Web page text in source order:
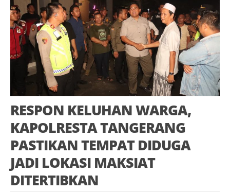
RESPON KELUHAN WARGA,
KAPOLRESTA TANGERANG
PASTIKAN TEMPAT DIDUGA
JADI LOKASI MAKSIAT
DITERTIBKAN